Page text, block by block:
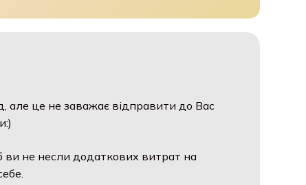
але це не заважає відправити до Вас
не несли додаткових витрат на